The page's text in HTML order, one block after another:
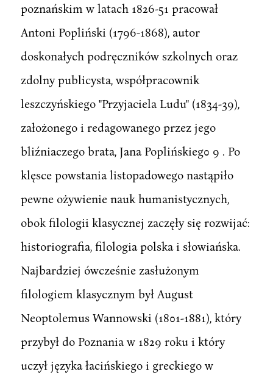
poznańskim w latach 1826-51 pracował
Antoni Popliński (1796-1868), autor
doskonałych podręczników szkolnych oraz
zdolny publicysta, współpracownik
leszczyńskiego "Przyjaciela Ludu" (1834-39),
założonego i redagowanego przez jego
bliźniaczego brata, Jana Poplińskieg0 9 . Po
klęsce powstania listopadowego nastąpiło
pewne ożywienie nauk humanistycznych,
obok filologii klasycznej zaczęły się rozwijać:
historiografia, filologia polska i słowiańska.
Najbardziej ówcześnie zasłużonym
filologiem klasycznym był August
Neoptolemus Wannowski (1801-1881), który
przybył do Poznania w 1829 roku i który
uczył języka łacińskiego i greckiego w